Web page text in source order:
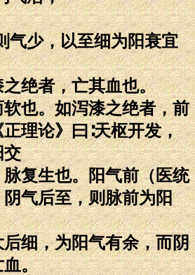
气少，以至细为阳衰宜
绝者，亡其血也。
也。如泻漆之绝者，前
理论》曰∶天枢开发，
交
复生也。阳气前（医统
气后至，则脉前为阳
细，为阳气有余，而阴
血。